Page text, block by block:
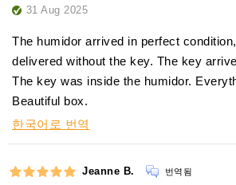
31 Aug 2025
The humidor arrived in perfect
delivered without the key. The key
The key was inside the humidor.
Beautiful box.
한국어로 번역
Jeanne B. 번역됨